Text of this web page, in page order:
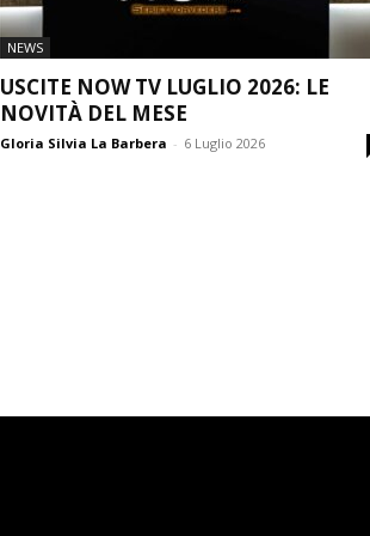
NEWS
USCITE NOW TV LUGLIO 2026: LE
NOVITÀ DEL MESE
Gloria Silvia La Barbera - 6 Luglio 2026